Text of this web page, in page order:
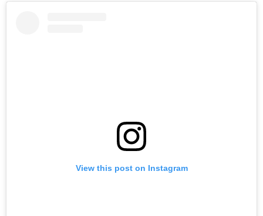
View this post on Instagram